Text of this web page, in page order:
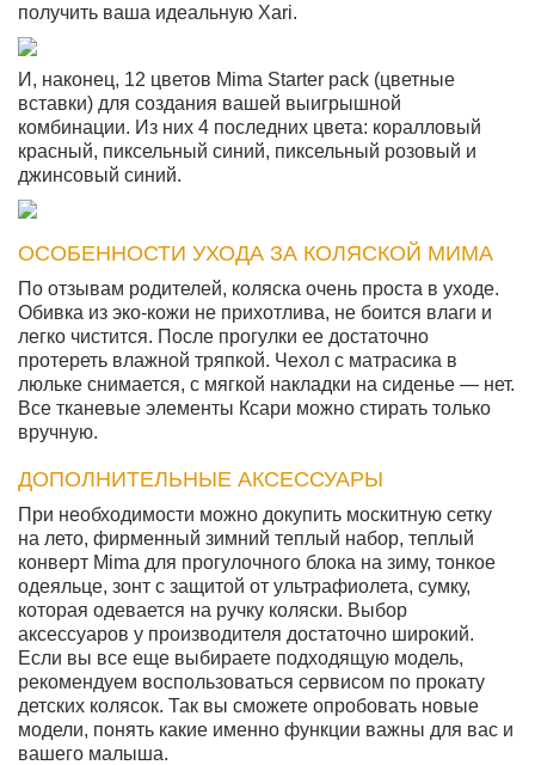
получить ваша идеальную Xari.
И, наконец, 12 цветов Mima Starter pack (цветные
вставки) для создания вашей выигрышной
комбинации. Из них 4 последних цвета: коралловый
красный, пиксельный синий, пиксельный розовый и
джинсовый синий.
ОСОБЕННОСТИ УХОДА ЗА КОЛЯСКОЙ МИМА
По отзывам родителей, коляска очень проста в уходе.
Обивка из эко-кожи не прихотлива, не боится влаги и
легко чистится. После прогулки ее достаточно
протереть влажной тряпкой. Чехол с матрасика в
люльке снимается, с мягкой накладки на сиденье — нет.
Все тканевые элементы Ксари можно стирать только
вручную.
ДОПОЛНИТЕЛЬНЫЕ АКСЕССУАРЫ
При необходимости можно докупить москитную сетку
на лето, фирменный зимний теплый набор, теплый
конверт Mima для прогулочного блока на зиму, тонкое
одеяльце, зонт с защитой от ультрафиолета, сумку,
которая одевается на ручку коляски. Выбор
аксессуаров у производителя достаточно широкий.
Если вы все еще выбираете подходящую модель,
рекомендуем воспользоваться сервисом по прокату
детских колясок. Так вы сможете опробовать новые
модели, понять какие именно функции важны для вас и
вашего малыша.